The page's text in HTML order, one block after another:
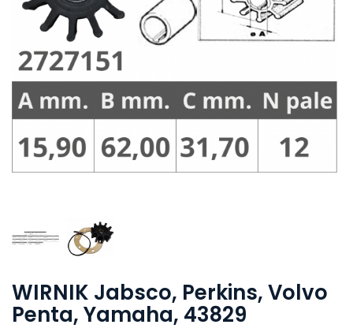
WIRNIK Jabsco, Perkins, Volvo
Penta, Yamaha, 43829